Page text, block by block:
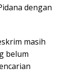
dengan
masih
belum